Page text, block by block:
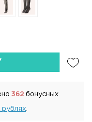
362 бонусных
.